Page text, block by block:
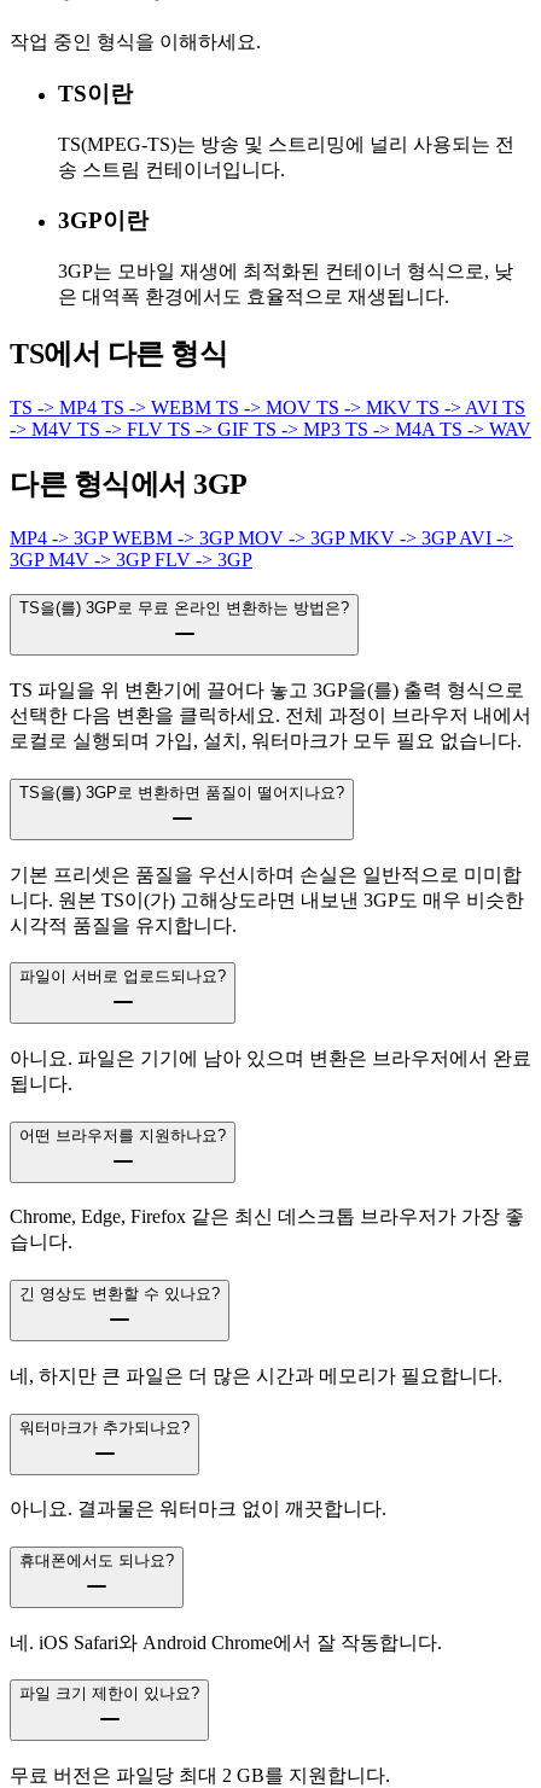
작업 중인 형식을 이해하세요.
TS이란
TS(MPEG-TS)는 방송 및 스트리밍에 널리 사용되는 전
송 스트림 컨테이너입니다.
3GP이란
3GP는 모바일 재생에 최적화된 컨테이너 형식으로, 낮
은 대역폭 환경에서도 효율적으로 재생됩니다.
TS에서 다른 형식
TS -> MP4 TS -> WEBM TS -> MOV TS -> MKV TS -> AVI TS
-> M4V TS -> FLV TS -> GIF TS -> MP3 TS -> M4A TS -> WAV
다른 형식에서 3GP
MP4 -> 3GPWEBM -> 3GPMOV -> 3GPMKV -> 3GPAVI ->
3GPM4V -> 3GPFLV -> 3GP
TS을(를) 3GP로 무료 온라인 변환하는 방법은?
TS 파일을 위 변환기에 끌어다 놓고 3GP을(를) 출력 형식으로
선택한 다음 변환을 클릭하세요. 전체 과정이 브라우저 내에서
로컬로 실행되며 가입, 설치, 워터마크가 모두 필요 없습니다.
TS을(를) 3GP로 변환하면 품질이 떨어지나요?
기본 프리셋은 품질을 우선시하며 손실은 일반적으로 미미합
니다. 원본 TS이(가) 고해상도라면 내보낸 3GP도 매우 비슷한
시각적 품질을 유지합니다.
파일이 서버로 업로드되나요?
아니요. 파일은 기기에 남아 있으며 변환은 브라우저에서 완료
됩니다.
어떤 브라우저를 지원하나요?
Chrome, Edge, Firefox 같은 최신 데스크톱 브라우저가 가장 좋
습니다.
긴 영상도 변환할 수 있나요?
네, 하지만 큰 파일은 더 많은 시간과 메모리가 필요합니다.
워터마크가 추가되나요?
아니요. 결과물은 워터마크 없이 깨끗합니다.
휴대폰에서도 되나요?
네. iOS Safari와 Android Chrome에서 잘 작동합니다.
파일 크기 제한이 있나요?
무료 버전은 파일당 최대 2 GB를 지원합니다.